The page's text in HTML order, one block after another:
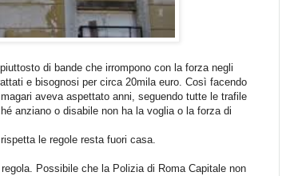
di bande che irrompono con la forza negli
e bisognosi per circa 20mila euro. Così facendo
aveva aspettato anni, seguendo tutte le trafile
anziano o disabile non ha la voglia o la forza di
le regole resta fuori casa.
Possibile che la Polizia di Roma Capitale non